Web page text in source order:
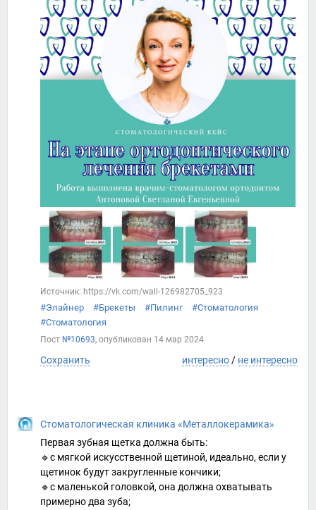
Источник: https://vk.com/wall-126982705_923
#Элайнер #Брекеты #Пилинг
#Стоматология
#Стоматология
Пост №10693, опубликован 14 мар 2024
Сохранить интересно/ не интересно
Стоматологическая клиника «Металлокерамика»
Первая зубная щетка должна быть:
🔹с мягкой искусственной щетиной, идеально, если у
щетинок будут закругленные кончики;
🔹с маленькой головкой, она должна охватывать
примерно два зуба;